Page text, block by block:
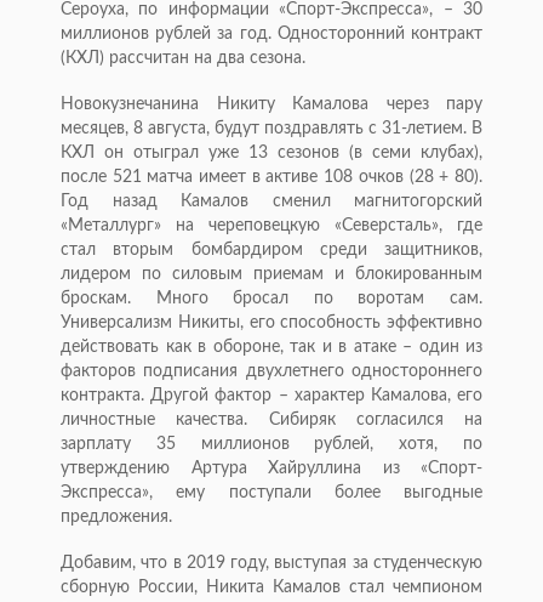
Сероуха, по информации «Спорт-Экспресса», – 30
миллионов рублей за год. Односторонний контракт
(КХЛ) рассчитан на два сезона.
Новокузнечанина Никиту Камалова через пару
месяцев, 8 августа, будут поздравлять с 31-летием. В
КХЛ он отыграл уже 13 сезонов (в семи клубах),
после 521 матча имеет в активе 108 очков (28 + 80).
Год назад Камалов сменил магнитогорский
«Металлург» на череповецкую «Северсталь», где
стал вторым бомбардиром среди защитников,
лидером по силовым приемам и блокированным
броскам. Много бросал по воротам сам.
Универсализм Никиты, его способность эффективно
действовать как в обороне, так и в атаке – один из
факторов подписания двухлетнего одностороннего
контракта. Другой фактор – характер Камалова, его
личностные качества. Сибиряк согласился на
зарплату 35 миллионов рублей, хотя, по
утверждению Артура Хайруллина из «Спорт-
Экспресса», ему поступали более выгодные
предложения.
Добавим, что в 2019 году, выступая за студенческую
сборную России, Никита Камалов стал чемпионом